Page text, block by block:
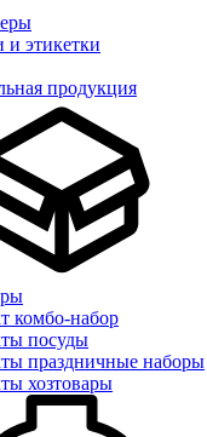
этикетки
продукция
комбо-набор
посуды
праздничные наборы
хозтовары